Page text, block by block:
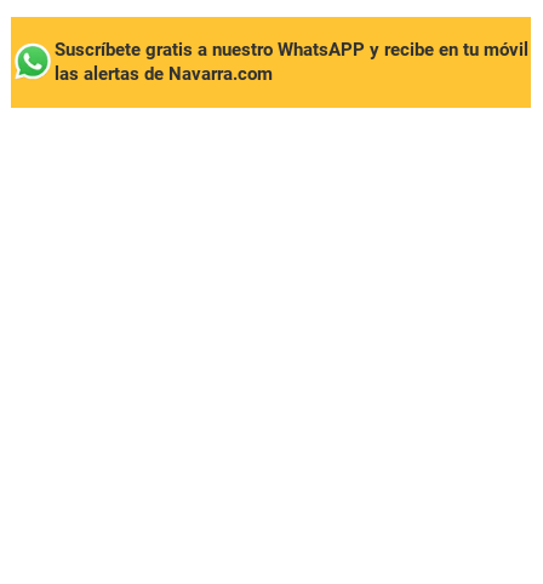
Suscríbete gratis a nuestro WhatsAPP y recibe en tu móvil
las alertas de Navarra.com